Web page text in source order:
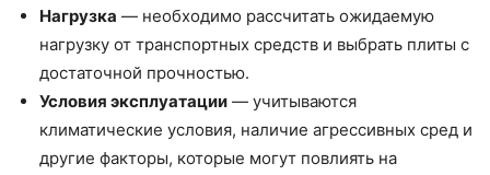
Нагрузка — необходимо рассчитать ожидаемую
нагрузку от транспортных средств и выбрать плиты с
достаточной прочностью.
Условия эксплуатации — учитываются
климатические условия, наличие агрессивных сред и
другие факторы, которые могут повлиять на